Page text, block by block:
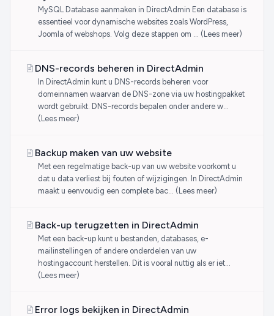
MySQL Database aanmaken in DirectAdmin Een database is
essentieel voor dynamische websites zoals WordPress,
Joomla of webshops. Volg deze stappen om … (Lees meer)
DNS-records beheren in DirectAdmin
In DirectAdmin kunt u DNS-records beheren voor
domeinnamen waarvan de DNS-zone via uw hostingpakket
wordt gebruikt. DNS-records bepalen onder andere w…
(Lees meer)
Backup maken van uw website
Met een regelmatige back-up van uw website voorkomt u
dat u data verliest bij fouten of wijzigingen. In DirectAdmin
maakt u eenvoudig een complete bac… (Lees meer)
Back-up terugzetten in DirectAdmin
Met een back-up kunt u bestanden, databases, e-
mailinstellingen of andere onderdelen van uw
hostingaccount herstellen. Dit is vooral nuttig als er iet…
(Lees meer)
Error logs bekijken in DirectAdmin